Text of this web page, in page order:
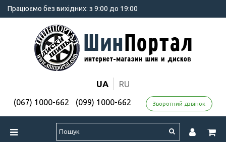
Працюємо без вихідних: з 9:00 до 19:00
UA RU
(067) 1000-662 (099) 1000-662 Зворотний дзвінок